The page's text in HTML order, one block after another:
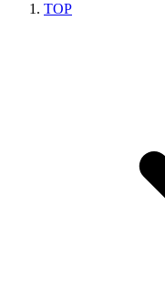
TOP